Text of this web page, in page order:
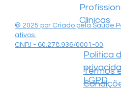
© 2025 por Criado pela Saúde
ativos.
CNPJ - 60.278.936/0001-00
Clínicas
Termos
Politica
LGPD